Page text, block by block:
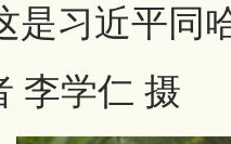
是习近平同
李学仁 摄